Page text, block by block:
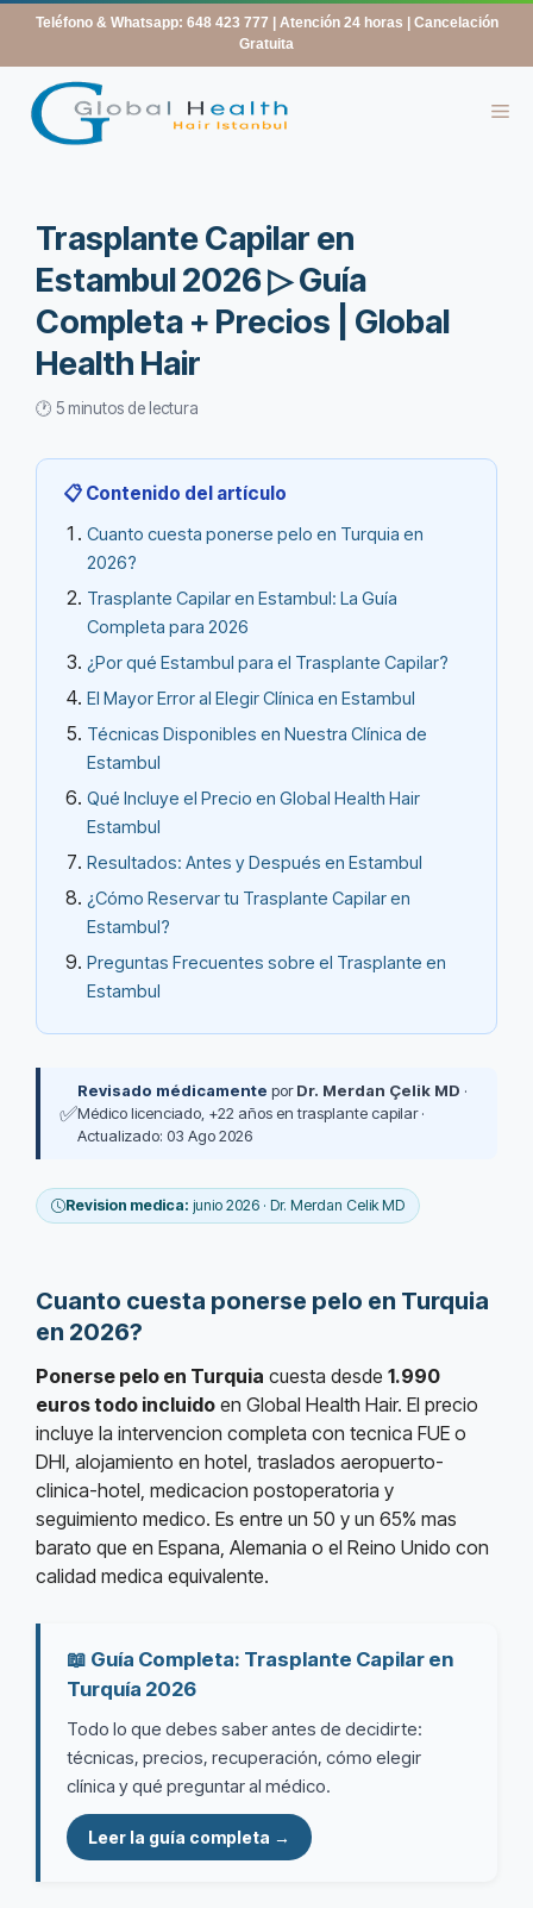
contenido
Teléfono & Whatsapp: 648 423 777
| Atención 24 horas | Cancelación
Gratuita
Trasplante Capilar en
Estambul 2026 ▷ Guía
Completa + Precios | Global
Health Hair
🕐 5 minutos de lectura
📋 Contenido del artículo
Cuanto cuesta ponerse pelo en Turquia en
2026?
Trasplante Capilar en Estambul: La Guía
Completa para 2026
¿Por qué Estambul para el Trasplante Capilar?
El Mayor Error al Elegir Clínica en Estambul
Técnicas Disponibles en Nuestra Clínica de
Estambul
Qué Incluye el Precio en Global Health Hair
Estambul
Resultados: Antes y Después en Estambul
¿Cómo Reservar tu Trasplante Capilar en
Estambul?
Preguntas Frecuentes sobre el Trasplante en
Estambul
✅
Revisado médicamente porDr. Merdan Çelik MD ·
Médico licenciado, +22 años en trasplante capilar ·
Actualizado: 03 Ago 2026
Revision medica: junio 2026 · Dr. Merdan Celik MD
Cuanto cuesta ponerse pelo en Turquia
en 2026?
Ponerse pelo en Turquia cuesta desde 1.990
euros todo incluido en Global Health Hair. El precio
incluye la intervencion completa con tecnica FUE o
DHI, alojamiento en hotel, traslados aeropuerto-
clinica-hotel, medicacion postoperatoria y
seguimiento medico. Es entre un 50 y un 65% mas
barato que en Espana, Alemania o el Reino Unido con
calidad medica equivalente.
📖 Guía Completa: Trasplante Capilar en
Turquía 2026
Todo lo que debes saber antes de decidirte:
técnicas, precios, recuperación, cómo elegir
clínica y qué preguntar al médico.
Leer la guía completa →